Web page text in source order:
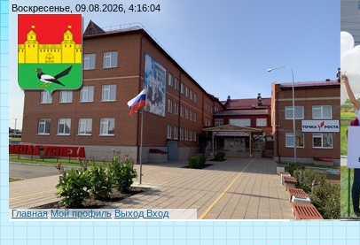
Воскресенье, 09.08.2026, 4:16:04
Главная Мой профиль Выход Вход